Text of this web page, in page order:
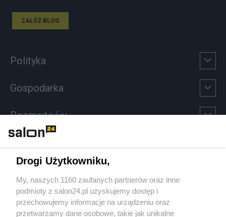
ZAŁÓŻ BLOG
Polityka
Gospodarka
Rozmaitości
Sport
Społeczeństwo
Drogi Użytkowniku,
My, naszych 1160 zaufanych partnerów oraz inne
podmioty z salon24.pl uzyskujemy dostęp i
przechowujemy informacje na urządzeniu oraz
przetwarzamy dane osobowe, takie jak unikalne